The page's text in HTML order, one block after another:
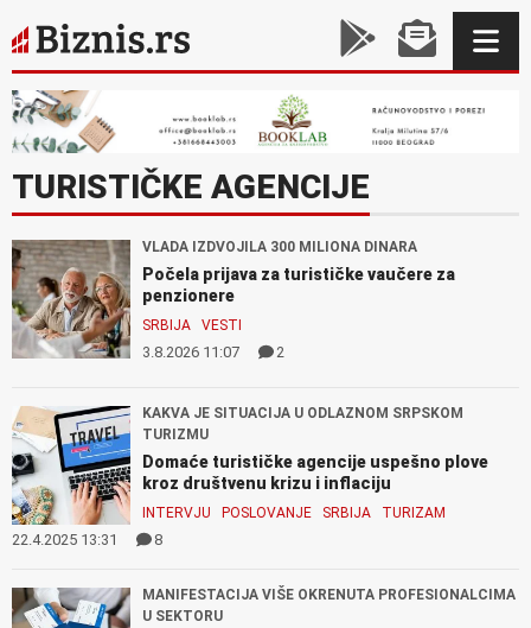
TURISTIČKE AGENCIJE
VLADA IZDVOJILA 300 MILIONA DINARA
Počela prijava za turističke vaučere za
penzionere
SRBIJA VESTI
3.8.2026 11:07 2
KAKVA JE SITUACIJA U ODLAZNOM SRPSKOM
TURIZMU
Domaće turističke agencije uspešno plove
kroz društvenu krizu i inflaciju
INTERVJU POSLOVANJE SRBIJA TURIZAM
22.4.2025 13:31 8
MANIFESTACIJA VIŠE OKRENUTA PROFESIONALCIMA
U SEKTORU